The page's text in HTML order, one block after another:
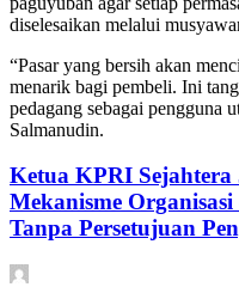
diselesaikan melalui
“Pasar yang bersih akan
menarik bagi pembeli. Ini
pedagang sebagai pengguna
Salmanudin.
Ketua KPRI
Mekanisme
Tanpa Persetujuan